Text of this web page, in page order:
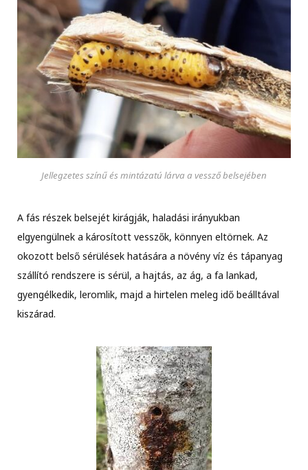
Jellegzetes színű és mintázatú lárva a vessző belsejében
A fás részek belsejét kirágják, haladási irányukban
elgyengülnek a károsított vesszők, könnyen eltörnek. Az
okozott belső sérülések hatására a növény víz és tápanyag
szállító rendszere is sérül, a hajtás, az ág, a fa lankad,
gyengélkedik, leromlik, majd a hirtelen meleg idő beálltával
kiszárad.